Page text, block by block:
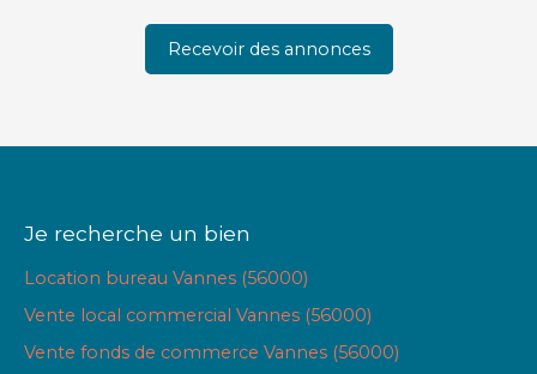
Recevoir des annonces
Je recherche un bien
Location bureau Vannes (56000)
Vente local commercial Vannes (56000)
Vente fonds de commerce Vannes (56000)